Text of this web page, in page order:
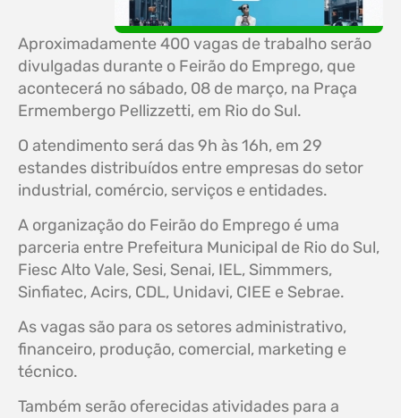
Aproximadamente 400 vagas de trabalho serão
divulgadas durante o Feirão do Emprego, que
acontecerá no sábado, 08 de março, na Praça
Ermembergo Pellizzetti, em Rio do Sul.
O atendimento será das 9h às 16h, em 29
estandes distribuídos entre empresas do setor
industrial, comércio, serviços e entidades.
A organização do Feirão do Emprego é uma
parceria entre Prefeitura Municipal de Rio do Sul,
Fiesc Alto Vale, Sesi, Senai, IEL, Simmmers,
Sinfiatec, Acirs, CDL, Unidavi, CIEE e Sebrae.
As vagas são para os setores administrativo,
financeiro, produção, comercial, marketing e
técnico.
Também serão oferecidas atividades para a